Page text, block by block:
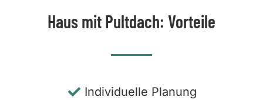
Haus mit Pultdach: Vorteile
Individuelle Planung